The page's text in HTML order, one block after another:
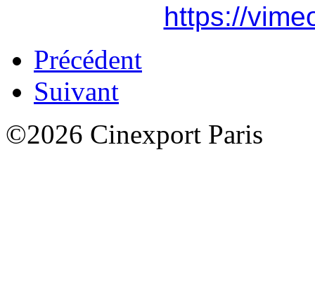
https://
Précédent
Suivant
©2026 Cinexport Paris